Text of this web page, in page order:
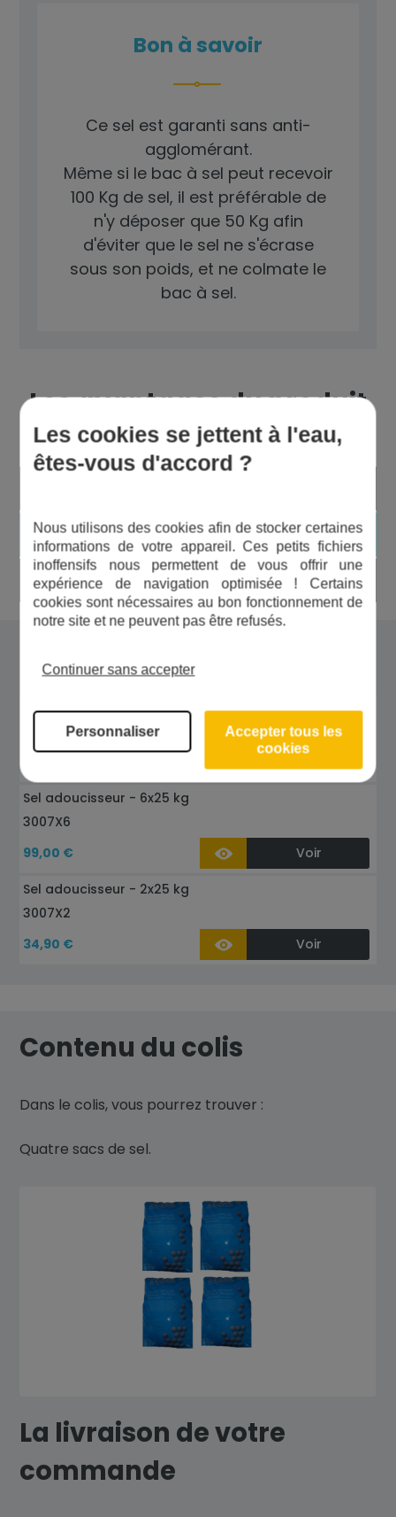
Bon à savoir
Ce sel est garanti sans anti-
agglomérant.
Même si le bac à sel peut recevoir
100 Kg de sel, il est préférable de
n'y déposer que 50 Kg afin
d'éviter que le sel ne s'écrase
sous son poids, et ne colmate le
bac à sel.
Les avantages du produit
Inodore
Fabrication européenne
Dans la même gamme
Sel adoucisseur - 4x25 kg
3007X4
Sel adoucisseur - 6x25 kg
3007X6
99,00 €
Voir
Sel adoucisseur - 2x25 kg
3007X2
34,90 €
Voir
Contenu du colis
Dans le colis, vous pourrez trouver :
Quatre sacs de sel.
La livraison de votre
commande
Les cookies se jettent à l'eau,
êtes-vous d'accord ?
Nous utilisons des cookies afin de stocker certaines
informations de votre appareil. Ces petits fichiers
inoffensifs nous permettent de vous offrir une
expérience de navigation optimisée ! Certains
cookies sont nécessaires au bon fonctionnement de
notre site et ne peuvent pas être refusés.
Continuer sans accepter
Personnaliser
Accepter tous les
cookies